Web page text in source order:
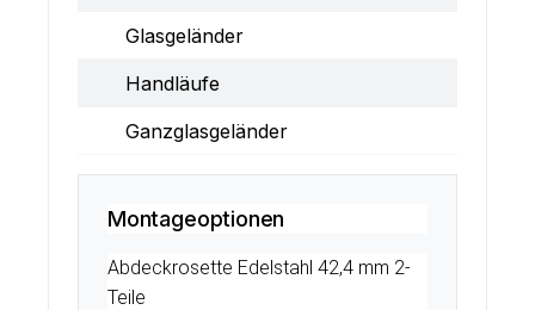
Glasgeländer
Handläufe
Ganzglasgeländer
Montageoptionen
Abdeckrosette Edelstahl 42,4 mm 2-
Teile